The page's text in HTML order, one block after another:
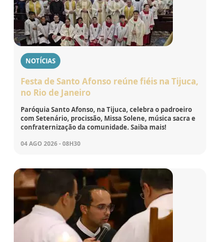
NOTÍCIAS
Festa de Santo Afonso reúne fiéis na Tijuca,
no Rio de Janeiro
Paróquia Santo Afonso, na Tijuca, celebra o padroeiro
com Setenário, procissão, Missa Solene, música sacra e
confraternização da comunidade. Saiba mais!
04 AGO 2026 - 08H30